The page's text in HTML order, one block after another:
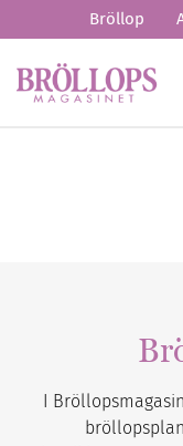
Bröllop
I